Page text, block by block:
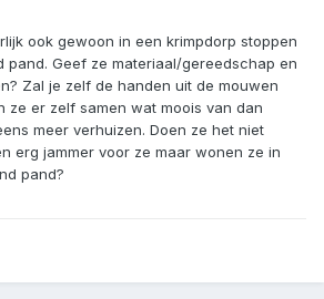
ook gewoon in een krimpdorp stoppen
pand. Geef ze materiaal/gereedschap en
Zal je zelf de handen uit de mouwen
ze er zelf samen wat moois van dan
meer verhuizen. Doen ze het niet
erg jammer voor ze maar wonen ze in
pand?